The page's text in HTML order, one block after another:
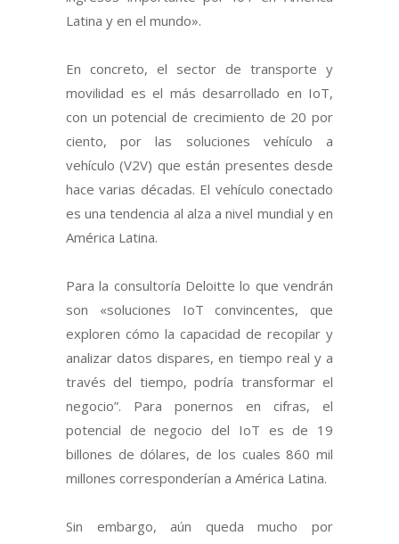
Latina y en el mundo».
En concreto, el sector de transporte y
movilidad es el más desarrollado en IoT,
con un potencial de crecimiento de 20 por
ciento, por las soluciones vehículo a
vehículo (V2V) que están presentes desde
hace varias décadas. El vehículo conectado
es una tendencia al alza a nivel mundial y en
América Latina.
Para la consultoría Deloitte lo que vendrán
son «soluciones IoT convincentes, que
exploren cómo la capacidad de recopilar y
analizar datos dispares, en tiempo real y a
través del tiempo, podría transformar el
negocio”. Para ponernos en cifras, el
potencial de negocio del IoT es de 19
billones de dólares, de los cuales 860 mil
millones corresponderían a América Latina.
Sin embargo, aún queda mucho por